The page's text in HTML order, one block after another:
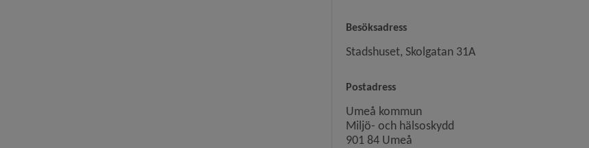
Besöksadress
Stadshuset, Skolgatan 31A
Postadress
Umeå kommun
Miljö- och hälsoskydd
901 84 Umeå